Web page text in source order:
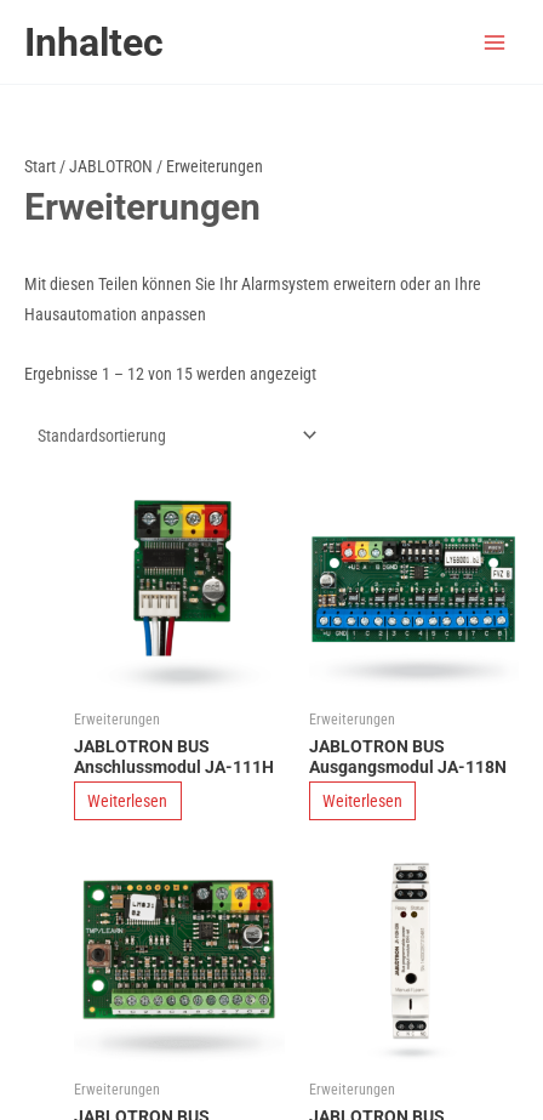
Inhaltec
Start /JABLOTRON / Erweiterungen
Erweiterungen
Mit diesen Teilen können Sie Ihr Alarmsystem erweitern oder an Ihre
Hausautomation anpassen
Ergebnisse 1 – 12 von 15 werden angezeigt
Erweiterungen
JABLOTRON BUS
Anschlussmodul JA-111H
Weiterlesen
Erweiterungen
JABLOTRON BUS
Ausgangsmodul JA-118N
Weiterlesen
Erweiterungen Erweiterungen